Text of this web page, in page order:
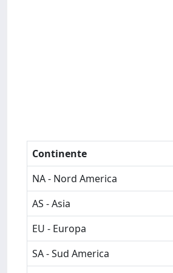
Continente
NA - Nord America
AS - Asia
EU - Europa
SA - Sud America